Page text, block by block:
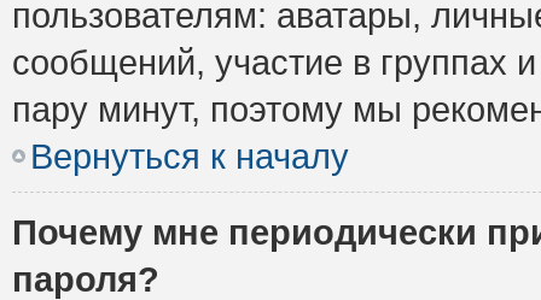
пользователям: аватары,
сообщений, участие в группах
пару минут, поэтому мы
Вернуться к началу
Почему мне периодически
пароля?